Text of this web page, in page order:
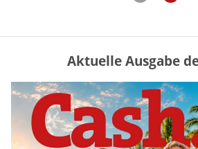
Vermieter-Zutritt:
die Wohnung öffnen
mehr
Aktuelle Ausgabe